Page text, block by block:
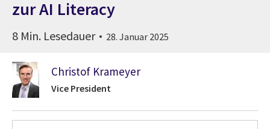
zur AI Literacy
8 Min. Lesedauer 28. Januar 2025
Christof Krameyer
Vice President